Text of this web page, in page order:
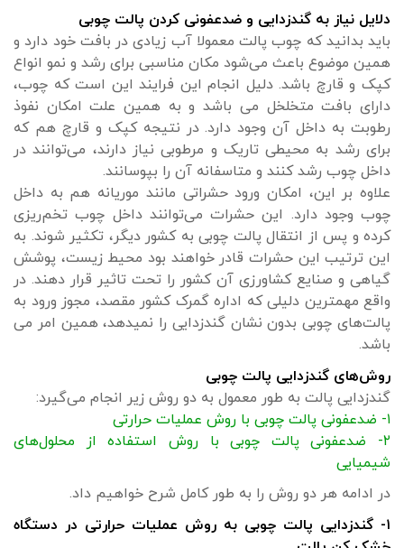
دلایل نیاز به گندزدایی و ضدعفونی کردن پالت چوبی
باید بدانید که چوب پالت معمولا آب زیادی در بافت خود دارد و
همین موضوع باعث می‌شود مکان مناسبی برای رشد و نمو انواع
کپک و قارچ باشد. دلیل انجام این فرایند این است که چوب،
دارای بافت متخلخل می باشد و به همین علت امکان نفوذ
رطوبت به داخل آن وجود دارد. در نتیجه کپک و قارچ هم که
برای رشد به محیطی تاریک و مرطوبی نیاز دارند، می‌توانند در
داخل چوب رشد کنند و متاسفانه آن را بپوسانند.
علاوه بر این، امکان ورود حشراتی مانند موریانه هم به داخل
چوب وجود دارد. این حشرات می‌توانند داخل چوب تخم‌ریزی
کرده و پس از انتقال پالت چوبی به کشور دیگر، تکثیر شوند. به
این ترتیب این حشرات قادر خواهند بود محیط زیست، پوشش
گیاهی و صنایع کشاورزی آن کشور را تحت تاثیر قرار دهند. در
واقع مهمترین دلیلی که اداره گمرک کشور مقصد، مجوز ورود به
پالت‌های چوبی بدون نشان گندزدایی را نمیدهد، همین امر می
باشد.
روش‌های گندزدایی پالت چوبی
گندزدایی پالت به طور معمول به دو روش زیر انجام می‌گیرد:
۱- ضدعفونی پالت چوبی با روش عملیات حرارتی
۲- ضدعفونی پالت چوبی با روش استفاده از محلول‌های
شیمیایی
در ادامه هر دو روش را به طور کامل شرح خواهیم داد.
۱- گندزدایی پالت چوبی به روش عملیات حرارتی در دستگاه